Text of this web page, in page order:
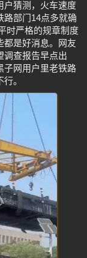
户猜测，火车速度
路部门14点多就确
时严格的规章制度
都是好消息。网友
调查报告早点出
子网用户里老铁路
。